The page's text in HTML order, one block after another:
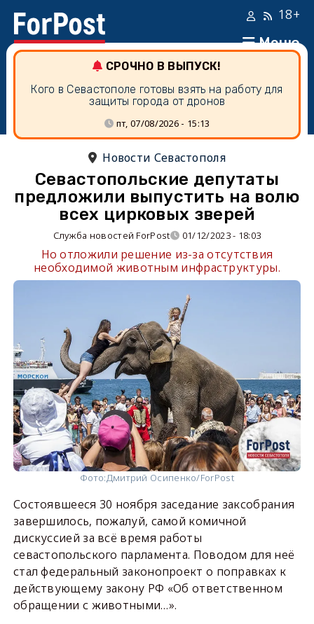
Меню
18+
СРОЧНО В ВЫПУСК!
Кого в Севастополе готовы взять на работу для
защиты города от дронов
пт, 07/08/2026 - 15:13
Новости Севастополя
Севастопольские депутаты
предложили выпустить на волю
всех цирковых зверей
Служба новостей ForPost 01/12/2023 - 18:03
Но отложили решение из-за отсутствия
необходимой животным инфраструктуры.
Фото:Дмитрий Осипенко/ForPost
Состоявшееся 30 ноября заседание заксобрания
завершилось, пожалуй, самой комичной
дискуссией за всё время работы
севастопольского парламента. Поводом для неё
стал федеральный законопроект о поправках к
действующему закону РФ «Об ответственном
обращении с животными…».